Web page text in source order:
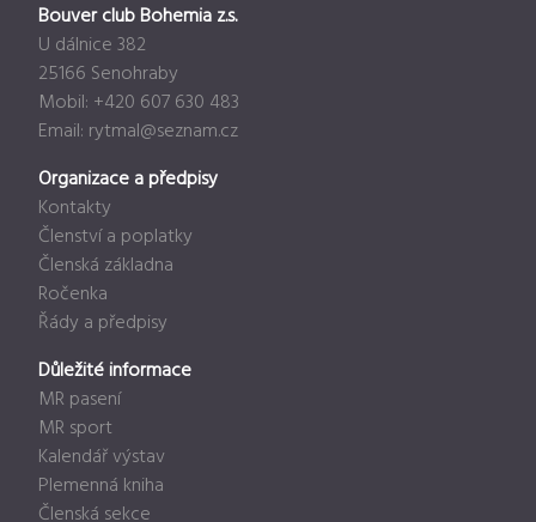
Bouver club Bohemia z.s.
U dálnice 382
25166 Senohraby
Mobil: +420 607 630 483
Email: rytmal@seznam.cz
Organizace a předpisy
Kontakty
Členství a poplatky
Členská základna
Ročenka
Řády a předpisy
Důležité informace
MR pasení
MR sport
Kalendář výstav
Plemenná kniha
Členská sekce